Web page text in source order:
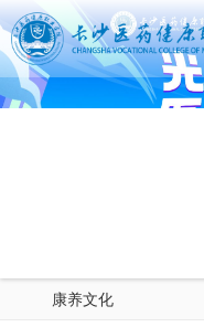
康养文化